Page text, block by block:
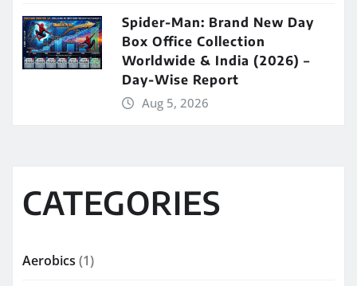
Spider-Man: Brand New Day
Box Office Collection
Worldwide & India (2026) –
Day-Wise Report
Aug 5, 2026
CATEGORIES
Aerobics (1)